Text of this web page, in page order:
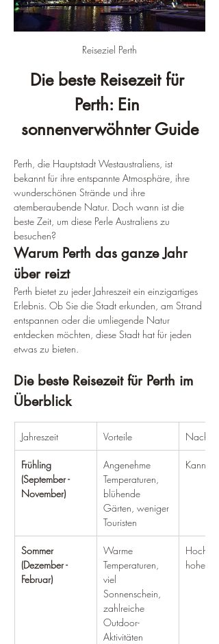
Reiseziel Perth
Die beste Reisezeit für
Perth: Ein
sonnenverwöhnter Guide
Perth, die Hauptstadt Westaustraliens, ist
bekannt für ihre entspannte Atmosphäre, ihre
wunderschönen Strände und ihre
atemberaubende Natur. Doch wann ist die
beste Zeit, um diese Perle Australiens zu
besuchen?
Warum Perth das ganze Jahr
über reizt
Perth bietet zu jeder Jahreszeit ein einzigartiges
Erlebnis. Ob Sie die Stadt erkunden, am Strand
entspannen oder die umliegende Natur
entdecken möchten, diese Stadt hat für jeden
etwas zu bieten.
Die beste Reisezeit für Perth im
Überblick
Jahreszeit Vorteile Nachteile
Frühling
(September -
November)
Angenehme
Temperaturen,
blühende
Gärten, weniger
Touristen
Kann
Sommer
(Dezember -
Februar)
Warme
Temperaturen,
viel
Sonnenschein,
zahlreiche
Outdoor-
Aktivitäten
hohe